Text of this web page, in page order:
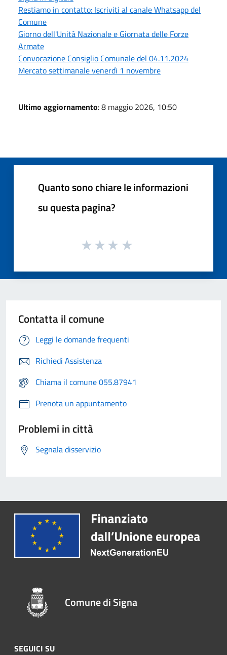
Restiamo in contatto: Iscriviti al canale Whatsapp del
Comune
Giorno dell'Unità Nazionale e Giornata delle Forze
Armate
Convocazione Consiglio Comunale del 04.11.2024
Mercato settimanale venerdì 1 novembre
Ultimo aggiornamento: 8 maggio 2026, 10:50
Quanto sono chiare le informazioni
su questa pagina?
Contatta il comune
Leggi le domande frequenti
Richiedi Assistenza
Chiama il comune 055.87941
Prenota un appuntamento
Problemi in città
Segnala disservizio
Comune di Signa
SEGUICI SU